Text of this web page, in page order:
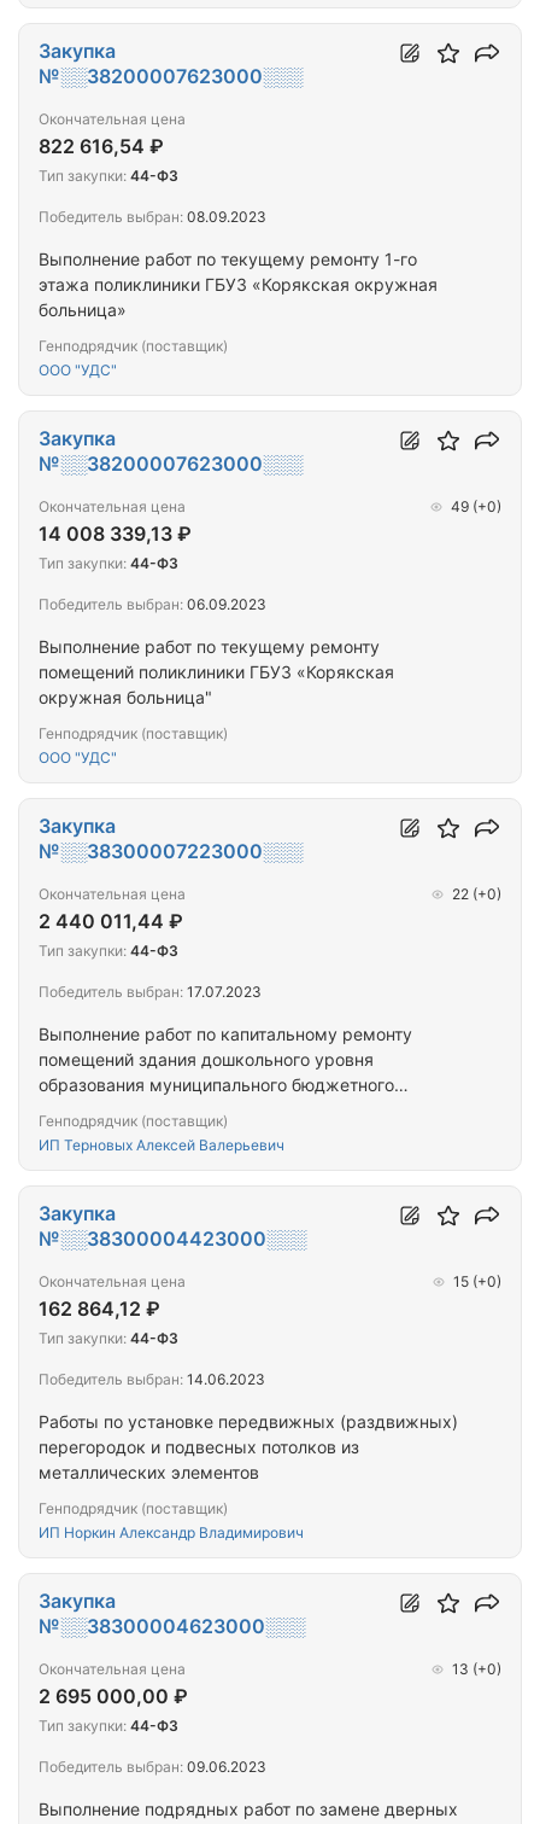
Выполнение работ по текущему ремонту 1-го
этажа поликлиники ГБУЗ «Корякская окружная
больница»
Генподрядчик (поставщик)
ООО "УДС"
Закупка
№░░38200007623000░░░
Окончательная цена
822 616,54 ₽
Тип закупки: 44-ФЗ
Победитель выбран: 08.09.2023
Выполнение работ по текущему ремонту
помещений поликлиники ГБУЗ «Корякская
окружная больница"
Генподрядчик (поставщик)
ООО "УДС"
Закупка
№░░38200007623000░░░
Окончательная цена
14 008 339,13 ₽
49 (+0)
Тип закупки: 44-ФЗ
Победитель выбран: 06.09.2023
Выполнение работ по капитальному ремонту
помещений здания дошкольного уровня
образования муниципального бюджетного
средняя школа»
Генподрядчик (поставщик)
ИП Терновых Алексей Валерьевич
Закупка
№░░38300007223000░░░
Окончательная цена
2 440 011,44 ₽
22 (+0)
Тип закупки: 44-ФЗ
Победитель выбран: 17.07.2023
Работы по установке передвижных (раздвижных)
перегородок и подвесных потолков из
металлических элементов
Генподрядчик (поставщик)
ИП Норкин Александр Владимирович
Закупка
№░░38300004423000░░░
Окончательная цена
162 864,12 ₽
15 (+0)
Тип закупки: 44-ФЗ
Победитель выбран: 14.06.2023
Выполнение подрядных работ по замене дверных
Закупка
№░░38300004623000░░░
Окончательная цена
2 695 000,00 ₽
13 (+0)
Тип закупки: 44-ФЗ
Победитель выбран: 09.06.2023